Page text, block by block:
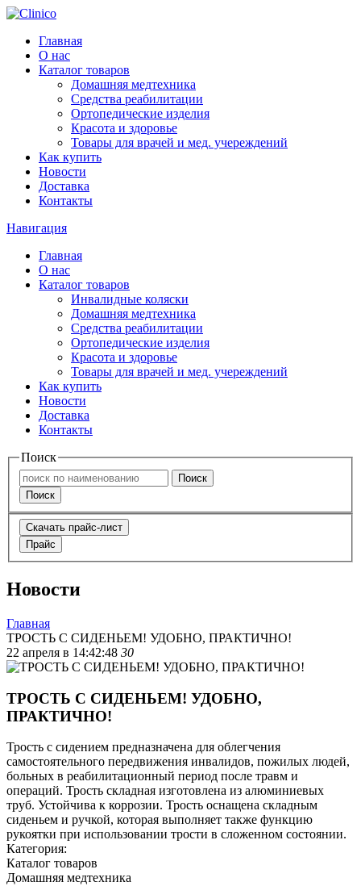
Главная
О нас
Каталог товаров
Домашняя медтехника
Средства реабилитации
Ортопедические изделия
Красота и здоровье
Товары для врачей и мед. учереждений
Как купить
Новости
Доставка
Контакты
Навигация
Главная
О нас
Каталог товаров
Инвалидные коляски
Домашняя медтехника
Средства реабилитации
Ортопедические изделия
Красота и здоровье
Товары для врачей и мед. учереждений
Как купить
Новости
Доставка
Контакты
Поиск
Поиск
Поиск
Скачать прайс-лист
Прайс
Новости
Главная
ТРОСТЬ С СИДЕНЬЕМ! УДОБНО, ПРАКТИЧНО!
22 апреля в 14:42:48 30
ТРОСТЬ С СИДЕНЬЕМ! УДОБНО,
ПРАКТИЧНО!
Трость с сидением предназначена для облегчения
самостоятельного передвижения инвалидов, пожилых людей,
больных в реабилитационный период после травм и
операций. Трость складная изготовлена из алюминиевых
труб. Устойчива к коррозии. Трость оснащена складным
сиденьем и ручкой, которая выполняет также функцию
рукоятки при использовании трости в сложенном состоянии.
Категория:
Каталог товаров
Домашняя медтехника